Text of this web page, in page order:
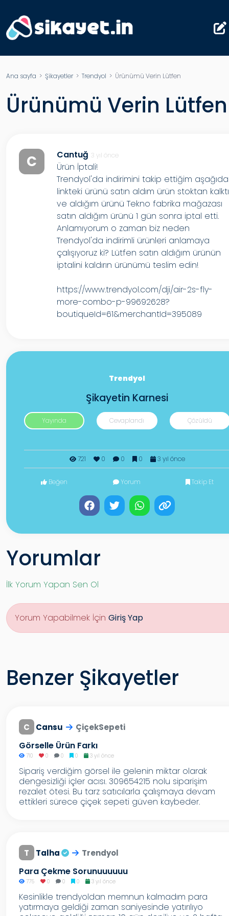
Ana sayfa > Şikayetler> Trendyol > Ürünümü Verin Lütfen
Ürünümü Verin Lütfen
C Cantuğ 3 yıl önce
Ürün İptali!
Trendyol'da indirimini takip ettiğim
linkteki ürünü satın aldım ürün stoktan kalktı
ve aldığım ürünü Tekno fabrika mağazası
satın aldığım ürünü 1 gün sonra iptal etti.
Anlamıyorum o zaman biz neden
Trendyol'da indirimli ürünleri anlamaya
çalışıyoruz ki? Lütfen satın aldığım ürünün
iptalini kaldırın ürünümü teslim edin!
https://www.trendyol.com/dji/air-2s-fly-
more-combo-p-99692628?
boutiqueId=61&merchantId=395089
Trendyol
Şikayetin Karnesi
Yayında Cevaplandı Çözüldü
721 0 0 0 3 yıl önce
Beğen Yorum Takip Et
Yorumlar
İlk Yorum Yapan Sen Ol
Yorum Yapabilmek İçin Giriş Yap
Benzer Şikayetler
C Cansu ÇiçekSepeti
Görselle Ürün Farkı
710 0 0 0 3 yıl önce
Sipariş verdiğim görsel ile gelenin miktar olarak
dengesizliği içler acısı. 309654215 nolu siparişim
rezalet ötesi. Bu tarz satıcılarla çalışmaya devam
ettikleri sürece çiçek sepeti güven kaybeder.
T Talha Trendyol
Para Çekme Sorunuuuuuu
775 0 0 0 3 yıl önce
Kesinlikle trendyoldan memnun kalmadım para
yatırmaya geldiği zaman saniyesinde yatırılıyo